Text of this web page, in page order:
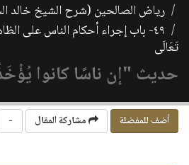
رياض الصالحين (شرح الشيخ خالد
٤٩- باب إجراء أحكام الناس على
تَعَالَى
حديث "إن ناسًا كانوا
أضف للمفضلة مشاركة المقال -